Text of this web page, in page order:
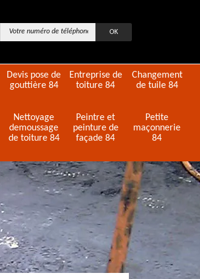
Devis pose de
gouttière 84
Entreprise de
toiture 84
Changement
de tuile 84
Nettoyage
demoussage
de toiture 84
Peintre et
peinture de
façade 84
Petite
maçonnerie
84